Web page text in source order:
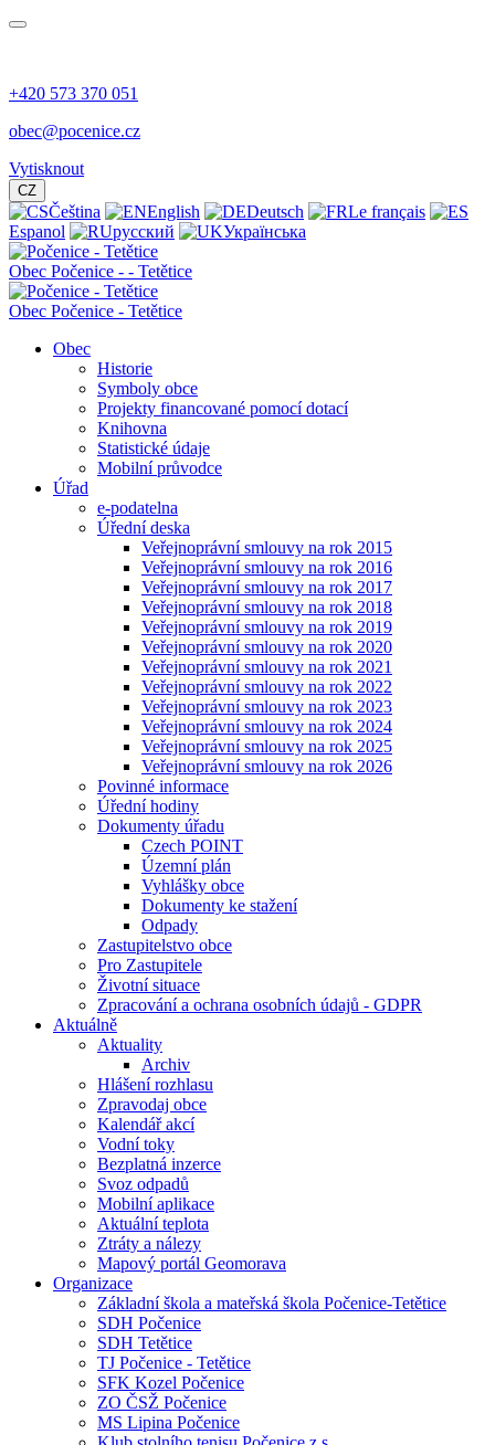
+420 573 370 051
obec@pocenice.cz
Vytisknout
CZ
Čeština English Deutsch
Le français
Espanol
русский Українська
Obec Počenice - - Tetětice
Obec Počenice - Tetětice
Obec
Historie
Symboly obce
Projekty financované pomocí dotací
Knihovna
Statistické údaje
Mobilní průvodce
Úřad
e-podatelna
Úřední deska
Veřejnoprávní smlouvy na rok 2015
Veřejnoprávní smlouvy na rok 2016
Veřejnoprávní smlouvy na rok 2017
Veřejnoprávní smlouvy na rok 2018
Veřejnoprávní smlouvy na rok 2019
Veřejnoprávní smlouvy na rok 2020
Veřejnoprávní smlouvy na rok 2021
Veřejnoprávní smlouvy na rok 2022
Veřejnoprávní smlouvy na rok 2023
Veřejnoprávní smlouvy na rok 2024
Veřejnoprávní smlouvy na rok 2025
Veřejnoprávní smlouvy na rok 2026
Povinné informace
Úřední hodiny
Dokumenty úřadu
Czech POINT
Územní plán
Vyhlášky obce
Dokumenty ke stažení
Odpady
Zastupitelstvo obce
Pro Zastupitele
Životní situace
Zpracování a ochrana osobních údajů - GDPR
Aktuálně
Aktuality
Archiv
Hlášení rozhlasu
Zpravodaj obce
Kalendář akcí
Vodní toky
Bezplatná inzerce
Svoz odpadů
Mobilní aplikace
Aktuální teplota
Ztráty a nálezy
Mapový portál Geomorava
Organizace
Základní škola a mateřská škola Počenice-Tetětice
SDH Počenice
SDH Tetětice
TJ Počenice - Tetětice
SFK Kozel Počenice
ZO ČSŽ Počenice
MS Lipina Počenice